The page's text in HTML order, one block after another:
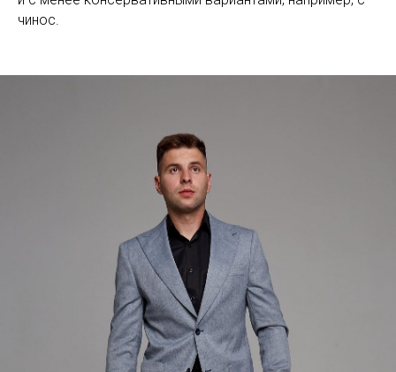
чинос.